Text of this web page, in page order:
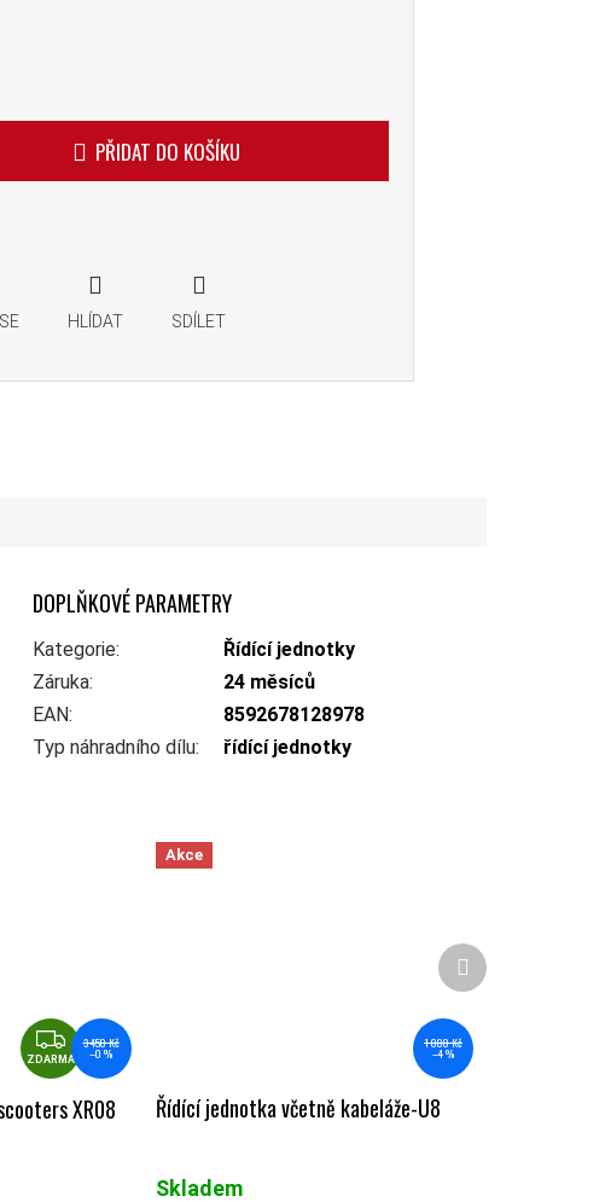
PŘIDAT DO KOŠÍKU
HLÍDAT SDÍLET
DOPLŇKOVÉ PARAMETRY
Kategorie:
Řídící jednotky
Záruka:
24 měsíců
EAN:
8592678128978
Typ náhradního dílu: řídící jednotky
ZDARMA
ZDARMA
3 450 Kč
–0 %
XR08
Akce
1 088 Kč
–4 %
Řídící jednotka včetně kabeláže-U8
Skladem
Další produkt